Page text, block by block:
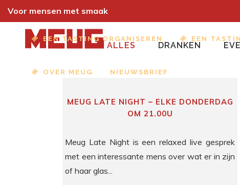
Voor mensen met smaak
EEN TASTING ORGANISEREN EEN
OVER MEUG NIEUWSBRIEF
ALLES DRANKEN
MEUG LATE NIGHT – ELKE DONDERDAG
OM 21.00U
Meug Late Night is een relaxed live gesprek
met een interessante mens over wat er in zijn
of haar glas...